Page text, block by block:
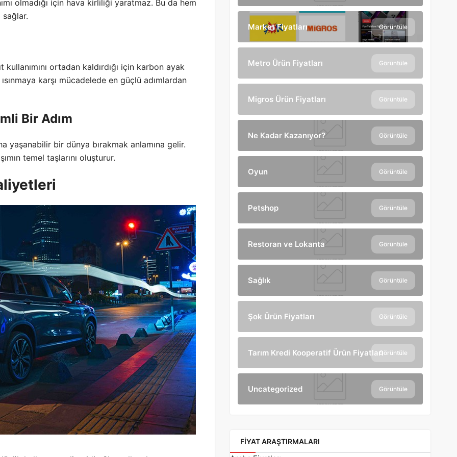
olmadığı için hava kirliliği yaratmaz. Bu da hem
ortadan kaldırdığı için karbon ayak
karşı mücadelede en güçlü adımlardan
Bir Adım
bir dünya bırakmak anlamına gelir.
temel taşlarını oluşturur.
Market Fiyatları Görüntüle
Metro Ürün Fiyatları Görüntüle
Migros Ürün Fiyatları Görüntüle
Ne Kadar Kazanıyor? Görüntüle
Oyun Görüntüle
Petshop Görüntüle
Restoran ve Lokanta Görüntüle
Sağlık Görüntüle
Şok Ürün Fiyatları Görüntüle
Tarım Kredi Kooperatif Ürün FiyatlarıGörüntüle
Uncategorized Görüntüle
FIYAT ARAŞTIRMALARI